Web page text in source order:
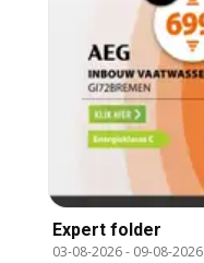
Expert folder
03-08-2026- 09-08-2026